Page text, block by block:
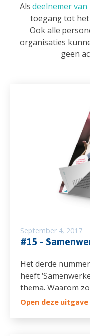
Als deelnemer
toegang tot het
Ook alle
organisaties
geen
September 4, 2017
#15 -
Het derde
heeft
thema. Waarom
Open deze uitgave